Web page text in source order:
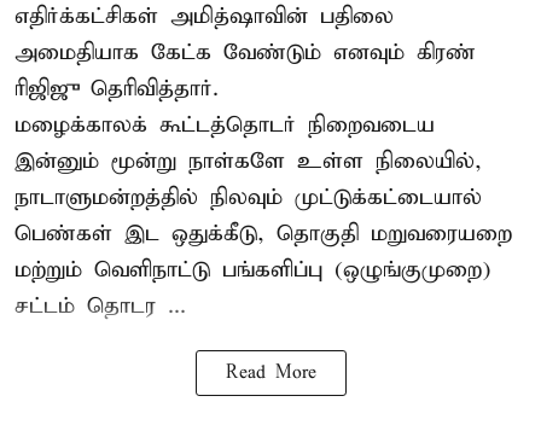
எதிர்க்கட்சிகள் அமித்ஷாவின் பதிலை
அமைதியாக கேட்க வேண்டும் எனவும் கிரண்
ரிஜிஜு தெரிவித்தார்.
மழைக்காலக் கூட்டத்தொடர் நிறைவடைய
இன்னும் மூன்று நாள்களே உள்ள நிலையில்,
நாடாளுமன்றத்தில் நிலவும் முட்டுக்கட்டையால்
பெண்கள் இட ஒதுக்கீடு, தொகுதி மறுவரையறை
மற்றும் வெளிநாட்டு பங்களிப்பு (ஒழுங்குமுறை)
சட்டம் தொடர ...
Read More